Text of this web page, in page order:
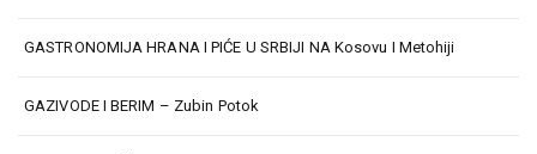
GASTRONOMIJA HRANA I PIĆE U SRBIJI NA Kosovu I Metohiji
GAZIVODE I BERIM – Zubin Potok